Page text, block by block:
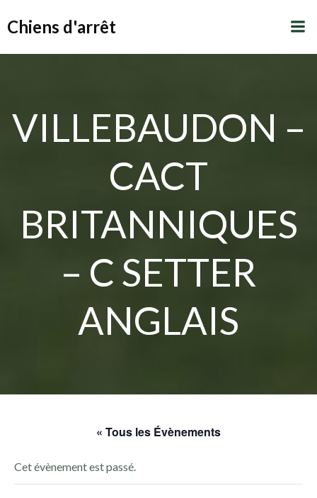
Chiens d'arrêt
VILLEBAUDON –
CACT
BRITANNIQUES
– C SETTER
ANGLAIS
« Tous les Évènements
Cet évènement est passé.